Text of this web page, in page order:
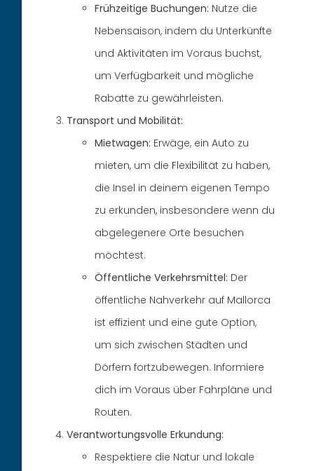
Frühzeitige Buchungen: Nutze die
Nebensaison, indem du Unterkünfte
und Aktivitäten im Voraus buchst,
um Verfügbarkeit und mögliche
Rabatte zu gewährleisten.
Transport und Mobilität:
Mietwagen: Erwäge, ein Auto zu
mieten, um die Flexibilität zu haben,
die Insel in deinem eigenen Tempo
zu erkunden, insbesondere wenn du
abgelegenere Orte besuchen
möchtest.
Öffentliche Verkehrsmittel: Der
öffentliche Nahverkehr auf Mallorca
ist effizient und eine gute Option,
um sich zwischen Städten und
Dörfern fortzubewegen. Informiere
dich im Voraus über Fahrpläne und
Routen.
Verantwortungsvolle Erkundung:
Respektiere die Natur und lokale